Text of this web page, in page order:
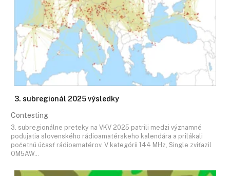
3. subregionál 2025 výsledky
Contesting
3. subregionálne preteky na VKV 2025 patrili medzi významné
podujatia slovenského rádioamatérskeho kalendára a prilákali
početnú účasť rádioamatérov. V kategórii 144 MHz, Single zvíťazil
OM5AW…